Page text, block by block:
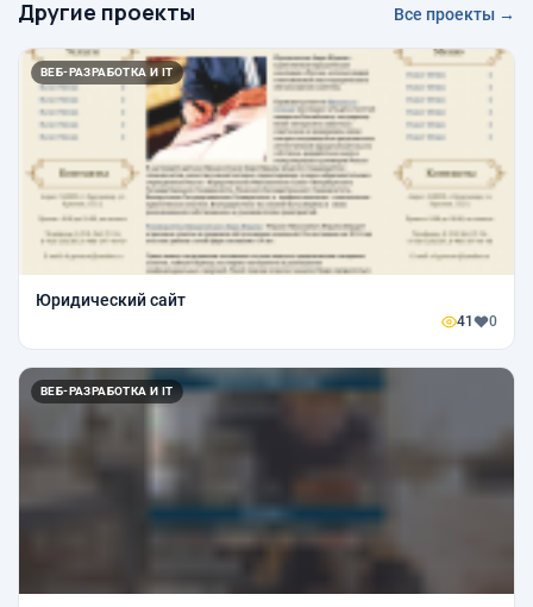
Другие проекты Все проекты →
ВЕБ-РАЗРАБОТКА И IT
Юридический сайт
41 0
ВЕБ-РАЗРАБОТКА И IT